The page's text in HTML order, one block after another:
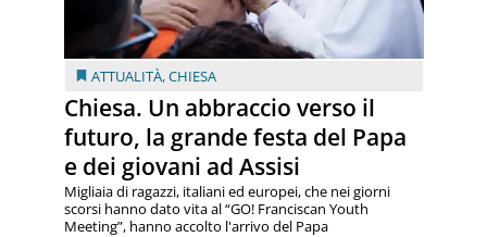
ATTUALITÀ,CHIESA
Chiesa. Un abbraccio verso il
futuro, la grande festa del Papa
e dei giovani ad Assisi
Migliaia di ragazzi, italiani ed europei, che nei giorni
scorsi hanno dato vita al “GO! Franciscan Youth
Meeting”, hanno accolto l'arrivo del Papa